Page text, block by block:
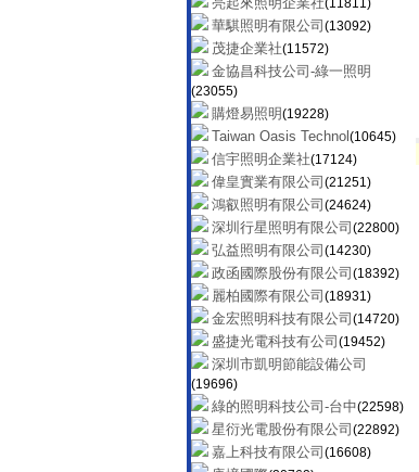
和浚皇家燈飾網(71956)
金雙鶴燈飾工廠(81884)
高興精密工業有限公司
技合有限公司(65944)
川豐照明批發
燈總照明世界(88207)
雅士達LED專業照明(84887)
日陞照明(81672)
至鑫有限公司(80253)
LED冠廷照明企業公司(255338)
亞米燈飾(94189)
尚偉機電 (84715)
亞緹傢飾藝品 (90766)
景勝照明燈飾網 (87157)
必登堡燈飾照明生活館 (79030)
海山燈飾(82298)
億昇照明有限公司(90637)
(11811)
華騏照明有限公司 (13092)
茂捷企業社(11572)
金協昌科技公司-綠一照明
(23055)
購燈易照明(19228)
Taiwan Oasis Technol (10645)
信宇照明企業社(17124)
偉皇實業有限公司 (21251)
鴻叡照明有限公司 (24624)
深圳行星照明有限公司 (22800)
弘益照明有限公司 (14230)
政函國際股份有限公司 (18392)
麗柏國際有限公司 (18931)
金宏照明科技有限公司 (14720)
盛捷光電科技有公司 (19452)
深圳市凱明節能設備公司
(19696)
綠的照明科技公司-台中(22598)
星衍光電股份有限公司 (22892)
嘉上科技有限公司 (16608)